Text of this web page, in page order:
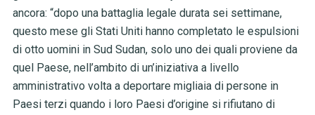
ancora: “dopo una battaglia legale durata sei settimane,
questo mese gli Stati Uniti hanno completato le espulsioni
di otto uomini in Sud Sudan, solo uno dei quali proviene da
quel Paese, nell’ambito di un’iniziativa a livello
amministrativo volta a deportare migliaia di persone in
Paesi terzi quando i loro Paesi d’origine si rifiutano di